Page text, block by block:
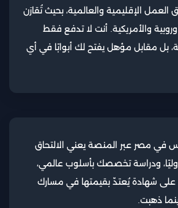
العمل الإقليمية والعالمية، بحيث تُقارَن
والأمريكية. أنت لا تدفع فقط
بل مقابل مؤهل يفتح لك أبوابًا في أي
في مصر عبر المنصة يعني الالتحاق
ودراسة تخصصك بأسلوب عالمي،
على شهادة يُعتدّ بقيمتها في مسارك
ذهبت.